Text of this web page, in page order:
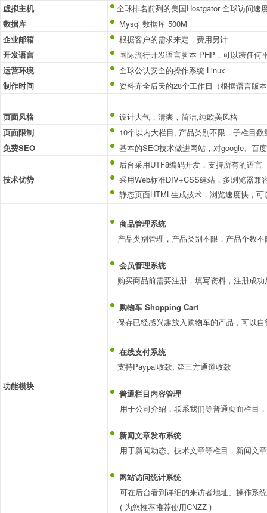
虚拟主机
全球排名前列的美国Hostgator 全球访问速
数据库
Mysql 数据库 500M
企业邮箱
根据客户的需求来定，费用另计
开发语言
国际流行开发语言脚本 PHP，可以跨任何
运营环境
全球公认安全的操作系统 Linux
制作时间
资料齐全后天的28个工作日（根据语言版
页面风格
设计大气，清爽，简洁,纯欧美风格
页面限制
10个以内大栏目, 产品类别不限，子栏目数
免费SEO
基本的SEO技术做进网站，对google、百
技术优势
后台采用UTF8编码开发，支持所有的语言
采用Web标准DIV+CSS建站，多浏览器兼
静态页面HTML生成技术，浏览速度快，
功能模块
商品管理系统
产品类别管理，产品类别不限，产品个数
会员管理系统
购买商品前需要注册，填写资料，注册成
购物车 Shopping Cart
保存已经感兴趣放入购物车的产品，可以
在线支付系统
支持Paypal收款, 第三方通道收款
普通栏目内容管理
用于公司介绍，联系我们等普通页面栏目
新闻文章发布系统
用于新闻动态、技术文章等栏目，新闻文
网站访问统计系统
可在后台看到详细的来访者地址、操作系
( 为您推荐推荐使用CNZZ )